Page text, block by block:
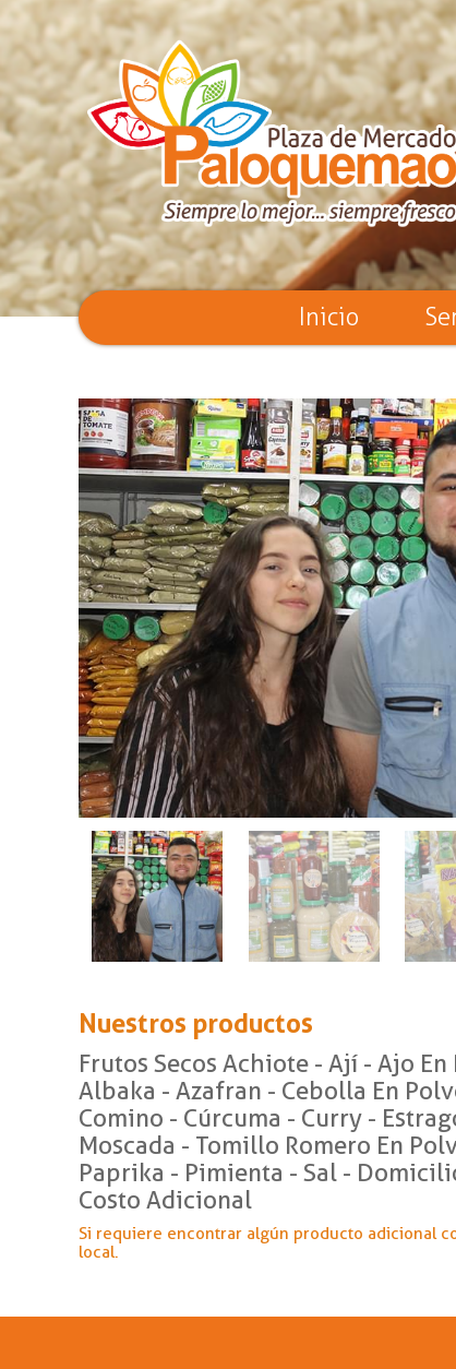
Inicio
Nuestros productos
Frutos Secos Achiote - Ají - Ajo En
Albaka - Azafran - Cebolla En
Comino - Cúrcuma - Curry -
Moscada - Tomillo Romero En
Paprika - Pimienta - Sal -
Costo Adicional
Si requiere encontrar algún producto adicional
local.